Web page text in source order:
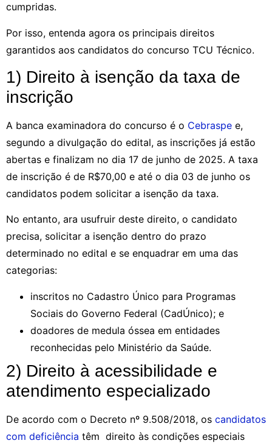
cumpridas.
Por isso, entenda agora os principais direitos
garantidos aos candidatos do concurso TCU Técnico.
1) Direito à isenção da taxa de
inscrição
A banca examinadora do concurso é o Cebraspe e,
segundo a divulgação do edital, as inscrições já estão
abertas e finalizam no dia 17 de junho de 2025. A taxa
de inscrição é de R$70,00 e até o dia 03 de junho os
candidatos podem solicitar a isenção da taxa.
No entanto, ara usufruir deste direito, o candidato
precisa, solicitar a isenção dentro do prazo
determinado no edital e se enquadrar em uma das
categorias:
inscritos no Cadastro Único para Programas
Sociais do Governo Federal (CadÚnico); e
doadores de medula óssea em entidades
reconhecidas pelo Ministério da Saúde.
2) Direito à acessibilidade e
atendimento especializado
De acordo com o Decreto nº 9.508/2018, os candidatos
com deficiência têm direito às condições especiais